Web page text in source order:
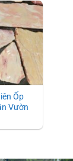
Ốp
Vườn